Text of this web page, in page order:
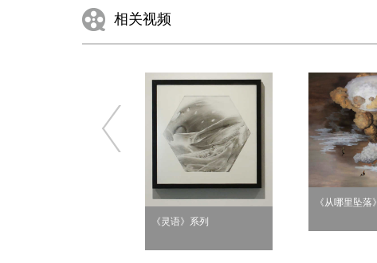
相关视频
《灵语》系列
《从哪里坠落》